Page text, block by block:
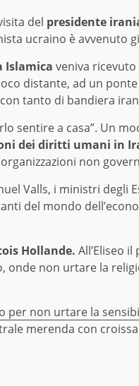
del presidente
ucraino è avvenuto
Islamica veniva
distante, ad un
tanto di bandiera
sentire a casa”. Un
dei diritti umani in
non
Valls, i ministri degli
del mondo
Hollande. All’Eliseo
onde non urtare la
non urtare la
merenda con